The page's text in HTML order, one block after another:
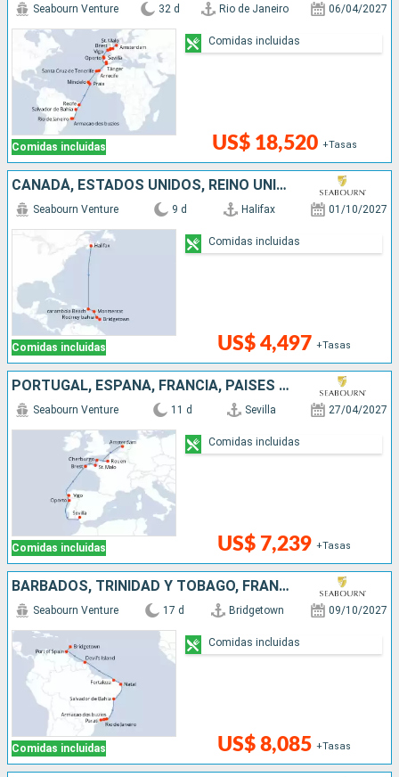
Comidas incluidas
Seabourn Venture 32 d Rio de Janeiro 06/04/2027
US$ 18,520 +Tasas
Comidas incluidas
CANADÁ, ESTADOS UNIDOS, REINO UNIDO, SANTA LUCIA, BARBADOS
Comidas incluidas
Seabourn Venture 9 d Halifax 01/10/2027
US$ 4,497 +Tasas
Comidas incluidas
PORTUGAL, ESPAÑA, FRANCIA, PAISES BAJOS
Comidas incluidas
Seabourn Venture 11 d Sevilla 27/04/2027
US$ 7,239 +Tasas
Comidas incluidas
BARBADOS, TRINIDAD Y TOBAGO, FRANCIA, BRASIL
Comidas incluidas
Seabourn Venture 17 d Bridgetown 09/10/2027
US$ 8,085 +Tasas
Comidas incluidas